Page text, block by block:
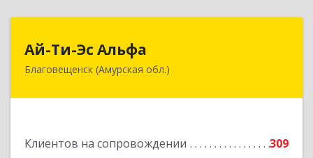
Ай-Ти-Эс Альфа
Благовещенск (Амурская обл.)
Клиентов на сопровождении
309
675000, Амурская обл, Благовещенск г, Зейская